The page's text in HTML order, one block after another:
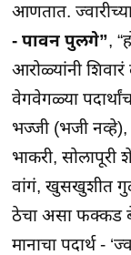
आणतात.
- पावन पुलगे”,
आरोळ्यांनी
वेगवेगळ्या
भज्जी (भजी नव्हे),
भाकरी, सोलापूरी
वांगं, खुसखुशीत
ठेचा असा फक्कड
मानाचा पदार्थ -